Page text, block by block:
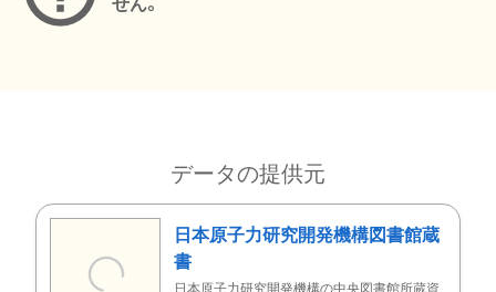
データの提供元
日本原子力研究開発機構図書館蔵
書
日本原子力研究開発機構の中央図書館所蔵資